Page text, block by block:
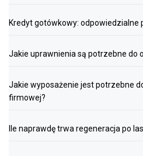
Kredyt gotówkowy: odpowiedzialne
Jakie uprawnienia są potrzebne do
Jakie wyposażenie jest potrzebne
firmowej?
Ile naprawdę trwa regeneracja po